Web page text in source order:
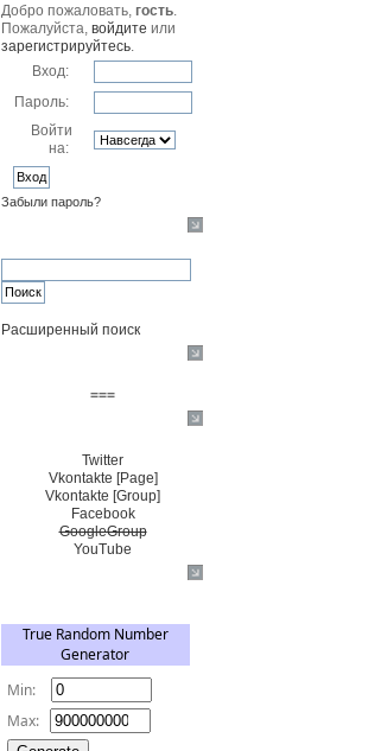
Добро пожаловать,гость.
Пожалуйста,войдите или
зарегистрируйтесь.
Вход:
Пароль:
Войти
на:
Забыли пароль?
Расширенный поиск
===
Twitter
Vkontakte [Page]
Vkontakte [Group]
Facebook
GoogleGroup
YouTube